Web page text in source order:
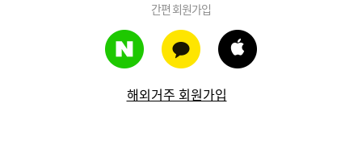
간편 회원가입
해외거주 회원가입